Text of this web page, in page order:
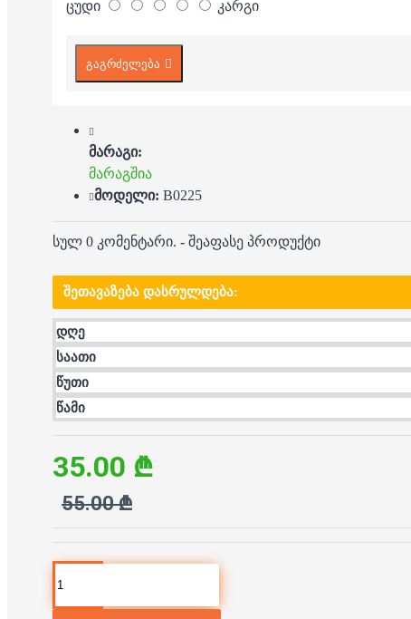
ცუდი კარგი
გაგრძელება
მარაგი:
მარაგშია
მოდელი: B0225
სულ 0 კომენტარი. - შეაფასე პროდუქტი
ᲨᲔᲗᲐᲕᲐᲖᲔᲑᲐ ᲓᲐᲡᲠᲣᲚᲓᲔᲑᲐ:
დღე
საათი
წუთი
წამი
35.00 ₾
55.00 ₾